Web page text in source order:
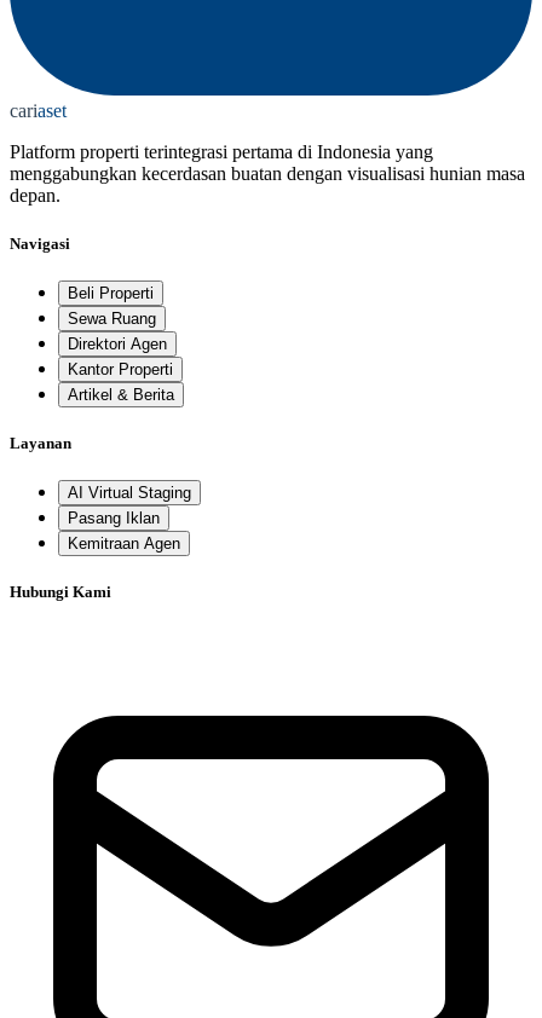
cariaset
Platform properti terintegrasi pertama di Indonesia yang
menggabungkan kecerdasan buatan dengan visualisasi hunian masa
depan.
Navigasi
Beli Properti
Sewa Ruang
Direktori Agen
Kantor Properti
Artikel & Berita
Layanan
AI Virtual Staging
Pasang Iklan
Kemitraan Agen
Hubungi Kami